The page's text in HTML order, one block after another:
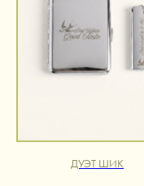
ДУЭТ ШИК